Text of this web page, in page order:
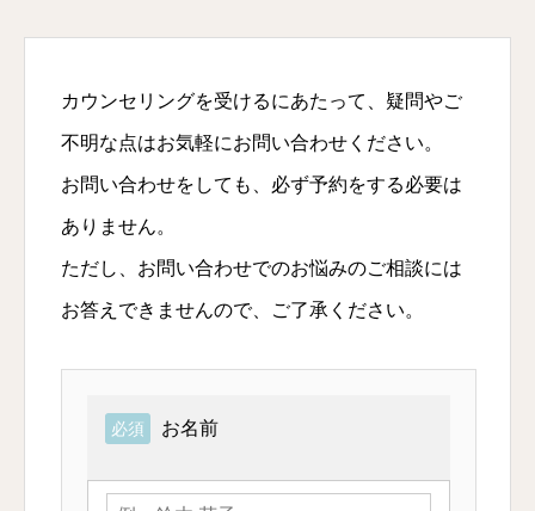
カウンセリングを受けるにあたって、疑問やご
不明な点はお気軽にお問い合わせください。
お問い合わせをしても、必ず予約をする必要は
ありません。
ただし、お問い合わせでのお悩みのご相談には
お答えできませんので、ご了承ください。
必須 お名前